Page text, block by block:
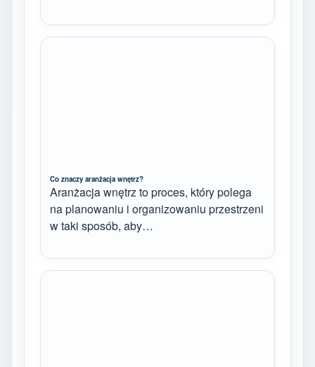
Co znaczy aranżacja wnętrz?
Aranżacja wnętrz to proces, który polega
na planowaniu i organizowaniu przestrzeni
w taki sposób, aby…